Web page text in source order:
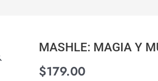
MASHLE: MAGIA Y
$179.00